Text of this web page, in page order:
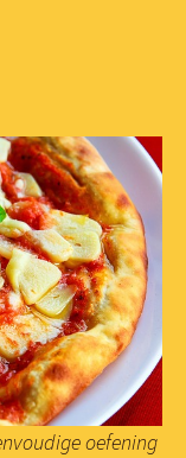
oefening